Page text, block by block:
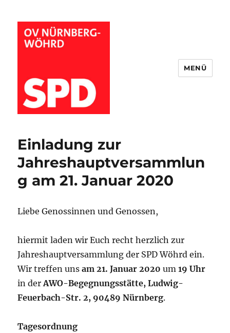
MENÜ
Einladung zur
Jahreshauptversammlun
g am 21. Januar 2020
Liebe Genossinnen und Genossen,
hiermit laden wir Euch recht herzlich zur
Jahreshauptversammlung der SPD Wöhrd ein.
Wir treffen unsam 21. Januar 2020um19 Uhr
in derAWO-Begegnungsstätte, Ludwig-
Feuerbach-Str. 2, 90489 Nürnberg.
Tagesordnung